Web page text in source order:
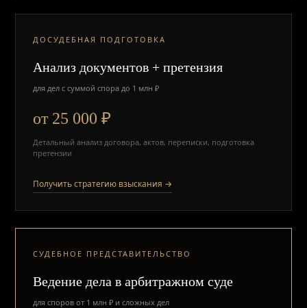
ДОСУДЕБНАЯ ПОДГОТОВКА
Анализ документов + претензия
для дел с суммой спора до 1 млн ₽
от 25 000 ₽
Детальный анализ договора, актов, переписки, подготовка
претензии
Получить стратегию взыскания →
СУДЕБНОЕ ПРЕДСТАВИТЕЛЬСТВО
Ведение дела в арбитражном суде
для споров от 1 млн ₽ и сложных дел